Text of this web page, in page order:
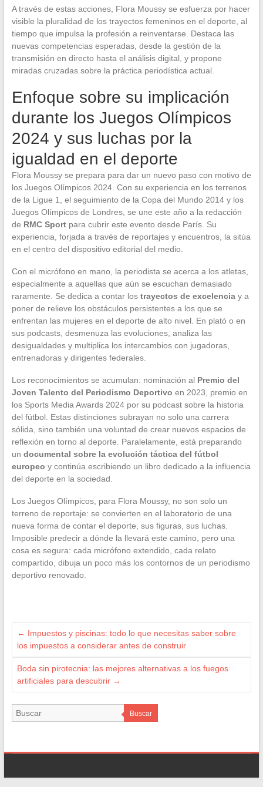
A través de estas acciones, Flora Moussy se esfuerza por hacer
visible la pluralidad de los trayectos femeninos en el deporte, al
tiempo que impulsa la profesión a reinventarse. Destaca las
nuevas competencias esperadas, desde la gestión de la
transmisión en directo hasta el análisis digital, y propone
miradas cruzadas sobre la práctica periodística actual.
Enfoque sobre su implicación
durante los Juegos Olímpicos
2024 y sus luchas por la
igualdad en el deporte
Flora Moussy se prepara para dar un nuevo paso con motivo de
los Juegos Olímpicos 2024. Con su experiencia en los terrenos
de la Ligue 1, el seguimiento de la Copa del Mundo 2014 y los
Juegos Olímpicos de Londres, se une este año a la redacción
de RMC Sportpara cubrir este evento desde París. Su
experiencia, forjada a través de reportajes y encuentros, la sitúa
en el centro del dispositivo editorial del medio.
Con el micrófono en mano, la periodista se acerca a los atletas,
especialmente a aquellas que aún se escuchan demasiado
raramente. Se dedica a contar los trayectos de excelenciay a
poner de relieve los obstáculos persistentes a los que se
enfrentan las mujeres en el deporte de alto nivel. En plató o en
sus podcasts, desmenuza las evoluciones, analiza las
desigualdades y multiplica los intercambios con jugadoras,
entrenadoras y dirigentes federales.
Los reconocimientos se acumulan: nominación al Premio del
Joven Talento del Periodismo Deportivo en 2023, premio en
los Sports Media Awards 2024 por su podcast sobre la historia
del fútbol. Estas distinciones subrayan no solo una carrera
sólida, sino también una voluntad de crear nuevos espacios de
reflexión en torno al deporte. Paralelamente, está preparando
un documental sobre la evolución táctica del fútbol
europeo y continúa escribiendo un libro dedicado a la influencia
del deporte en la sociedad.
Los Juegos Olímpicos, para Flora Moussy, no son solo un
terreno de reportaje: se convierten en el laboratorio de una
nueva forma de contar el deporte, sus figuras, sus luchas.
Imposible predecir a dónde la llevará este camino, pero una
cosa es segura: cada micrófono extendido, cada relato
compartido, dibuja un poco más los contornos de un periodismo
deportivo renovado.
← Impuestos y piscinas: todo lo que necesitas saber sobre
los impuestos a considerar antes de construir
Boda sin pirotecnia: las mejores alternativas a los fuegos
artificiales para descubrir →
Buscar